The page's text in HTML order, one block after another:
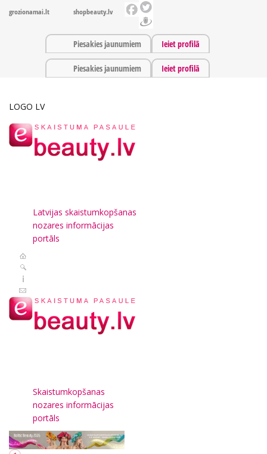
grozionamai.lt shopbeauty.lv
Piesakies jaunumiem Ieiet profilā
Piesakies jaunumiem Ieiet profilā
LOGO LV
Latvijas skaistumkopšanas
nozares informācijas
portāls
Skaistumkopšanas
nozares informācijas
portāls